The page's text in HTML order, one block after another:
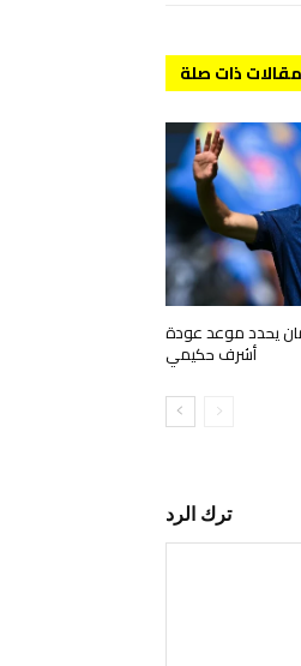
مقالات ذات صلة
يحدد موعد عودة
أشرف حكيمي
ترك الرد